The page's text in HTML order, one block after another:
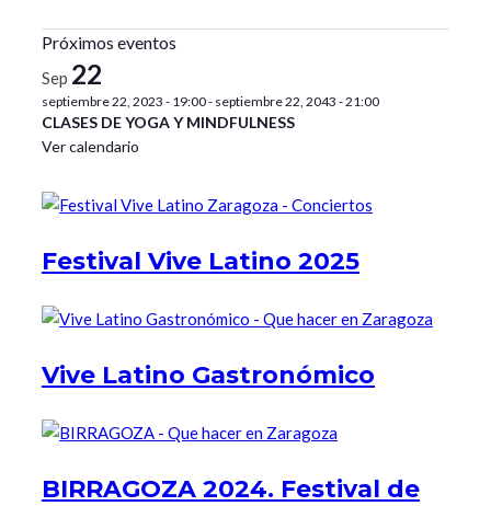
Próximos eventos
Sep 22
septiembre 22, 2023 - 19:00- septiembre 22, 2043 - 21:00
CLASES DE YOGA Y MINDFULNESS
Ver calendario
Festival Vive Latino 2025
Vive Latino Gastronómico
BIRRAGOZA 2024. Festival de